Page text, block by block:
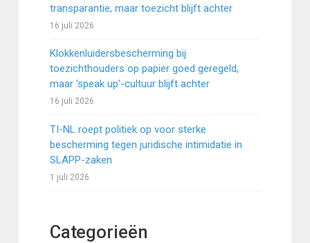
transparantie, maar toezicht blijft achter
16 juli 2026
Klokkenluidersbescherming bij
toezichthouders op papier goed geregeld,
maar ‘speak up’-cultuur blijft achter
16 juli 2026
TI-NL roept politiek op voor sterke
bescherming tegen juridische intimidatie in
SLAPP-zaken
1 juli 2026
Categorieën